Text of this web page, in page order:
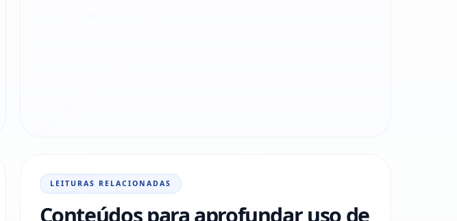
LEITURAS RELACIONADAS
Conteúdos para aprofundar uso de